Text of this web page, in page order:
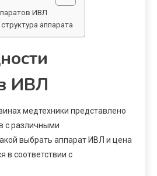
ИВЛ
аппарата
ИВЛ
медтехники представлено
с различными
выбрать аппарат ИВЛ и цена
в соответствии с